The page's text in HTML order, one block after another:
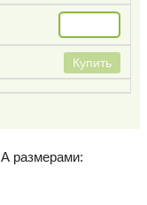
Купить
размерами: